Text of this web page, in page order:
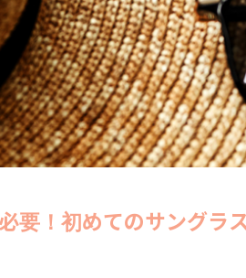
要！初めてのサングラ